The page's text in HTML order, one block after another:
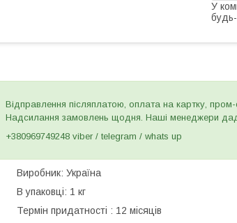
У
Відправлення післяплатою, оплата на картку,
Надсилання замовлень щодня. Наші менеджери
+380969749248 viber / telegram / whats up
Виробник: Україна
В упаковці: 1 кг
Термін придатності : 12 місяців